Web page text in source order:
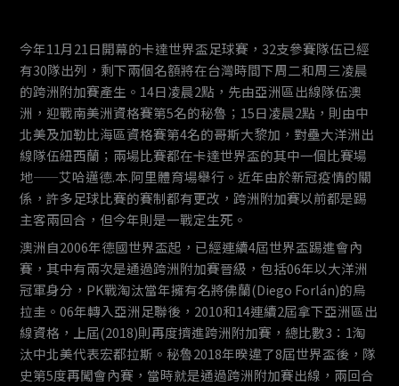
今年11月21日開幕的卡達世界盃足球賽，32支參賽隊伍已經
有30隊出列，剩下兩個名額將在台灣時間下周二和周三凌晨
的跨洲附加賽產生。14日凌晨2點，先由亞洲區出線隊伍澳
洲，迎戰南美洲資格賽第5名的秘魯；15日凌晨2點，則由中
北美及加勒比海區資格賽第4名的哥斯大黎加，對壘大洋洲出
線隊伍紐西蘭；兩場比賽都在卡達世界盃的其中一個比賽場
地——艾哈邁德.本.阿里體育場舉行。近年由於新冠疫情的關
係，許多足球比賽的賽制都有更改，跨洲附加賽以前都是踢
主客兩回合，但今年則是一戰定生死。
澳洲自2006年德國世界盃起，已經連續4屆世界盃踢進會內
賽，其中有兩次是通過跨洲附加賽晉級，包括06年以大洋洲
冠軍身分，PK戰淘汰當年擁有名將佛蘭(Diego Forlán)的烏
拉圭。06年轉入亞洲足聯後，2010和14連續2屆拿下亞洲區出
線資格，上屆(2018)則再度擠進跨洲附加賽，總比數3：1淘
汰中北美代表宏都拉斯。秘魯2018年暌違了8屆世界盃後，隊
史第5度再闖會內賽，當時就是通過跨洲附加賽出線，兩回合